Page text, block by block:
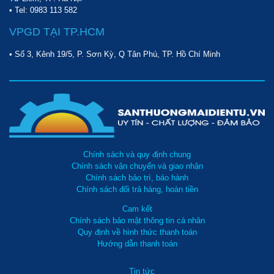
vị sẽ không phải thất vọng. Còn chần chừ gì mà bạn không nhấc
sự tư vấn chi tiết nhất.
• Tel: 0983 113 582
VPGD TẠI TP.HCM
• Số 3, Kênh 19/5, P. Sơn Kỳ, Q Tân Phú, TP. Hồ Chí Minh
Chính sách và quy định chung
Chính sách vận chuyển và giao nhận
Chính sách bảo trì, bảo hành
Chính sách đổi trả hàng, hoàn tiền
Cam kết
Chính sách bảo mật thông tin cá nhân
Quy định về hình thức thanh toán
Hướng dẫn thanh toán
Tin tức